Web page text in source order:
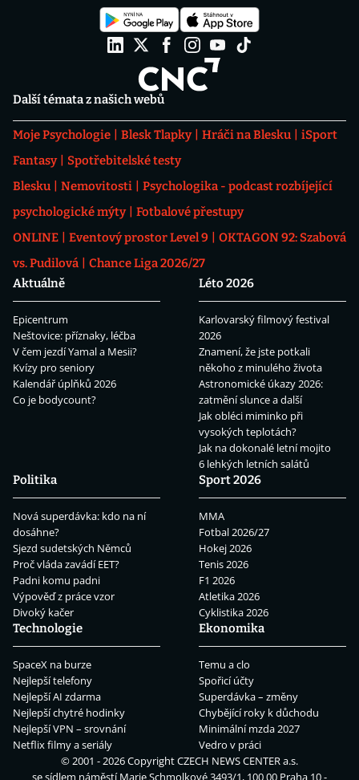
Další témata z našich webů
Moje Psychologie Blesk Tlapky Hráči na Blesku
iSport
Fantasy
Spotřebitelské testy
Blesku
Nemovitosti
Psychologika - podcast rozbíjející
psychologické mýty
Fotbalové přestupy
ONLINE
Eventový prostor Level 9
OKTAGON 92: Szabová
vs. Pudilová
Chance Liga 2026/27
Aktuálně
Epicentrum
Neštovice: příznaky, léčba
V čem jezdí Yamal a Mesii?
Kvízy pro seniory
Kalendář úplňků 2026
Co je bodycount?
Léto 2026
Karlovarský filmový festival
2026
Znamení, že jste potkali
někoho z minulého života
Astronomické úkazy 2026:
zatmění slunce a další
Jak obléci miminko při
vysokých teplotách?
Jak na dokonalé letní mojito
6 lehkých letních salátů
Politika
Nová superdávka: kdo na ní
dosáhne?
Sjezd sudetských Němců
Proč vláda zavádí EET?
Padni komu padni
Výpověď z práce vzor
Divoký kačer
Sport 2026
MMA
Fotbal 2026/27
Hokej 2026
Tenis 2026
F1 2026
Atletika 2026
Cyklistika 2026
Technologie
SpaceX na burze
Nejlepší telefony
Nejlepší AI zdarma
Nejlepší chytré hodinky
Nejlepší VPN – srovnání
Netflix filmy a seriály
Ekonomika
Temu a clo
Spořicí účty
Superdávka – změny
Chybějící roky k důchodu
Minimální mzda 2027
Vedro v práci
© 2001 - 2026 CopyrightCZECH NEWS CENTER a.s.
se sídlem náměstí Marie Schmolkové 3493/1, 100 00 Praha 10 -